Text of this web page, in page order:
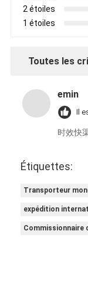
2 étoiles
1 étoiles
Toutes les
emin
Il
时效快
Étiquettes:
Transporteur
expédition
Commissionnaire